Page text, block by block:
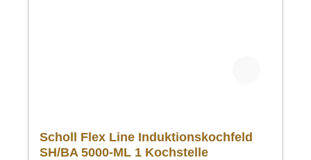
Scholl Flex Line Induktionskochfeld
SH/BA 5000-ML 1 Kochstelle